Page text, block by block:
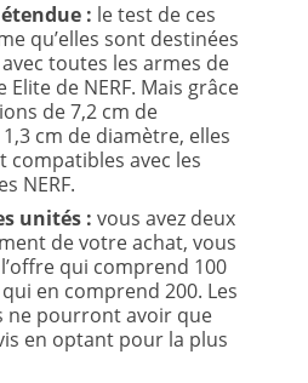
: le test de ces
qu’elles sont destinées
toutes les armes de
Elite de NERF. Mais grâce
de 7,2 cm de
cm de diamètre, elles
compatibles avec les
NERF.
unités : vous avez deux
de votre achat, vous
qui comprend 100
en comprend 200. Les
ne pourront avoir que
en optant pour la plus